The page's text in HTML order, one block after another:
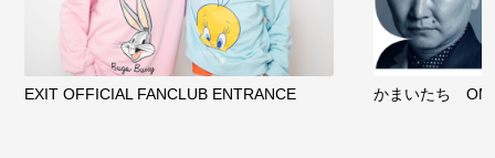
EXIT OFFICIAL FANCLUB ENTRANCE かまいたち